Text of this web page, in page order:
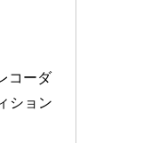
コーダ
ション